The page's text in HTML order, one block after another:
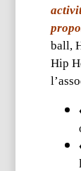
ball,
Hip